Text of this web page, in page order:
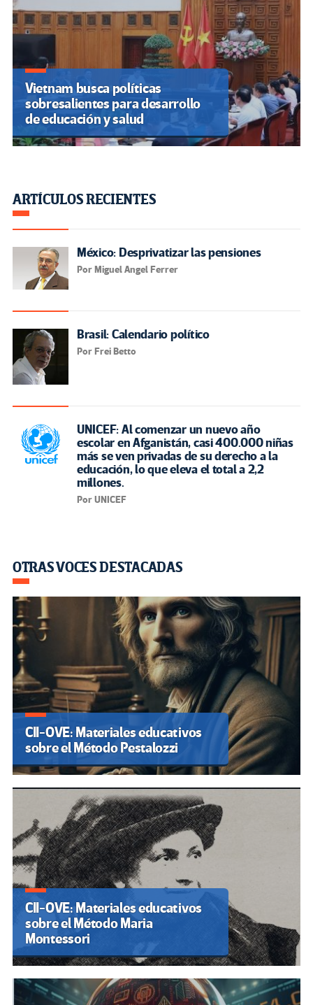
Vietnam busca políticas
sobresalientes para desarrollo
de educación y salud
ARTÍCULOS RECIENTES
México: Desprivatizar las pensiones
Por Miguel Angel Ferrer
Brasil: Calendario político
Por Frei Betto
UNICEF: Al comenzar un nuevo año
escolar en Afganistán, casi 400.000 niñas
más se ven privadas de su derecho a la
educación, lo que eleva el total a 2,2
millones.
Por UNICEF
OTRAS VOCES DESTACADAS
CII-OVE: Materiales educativos
sobre el Método Pestalozzi
CII-OVE: Materiales educativos
sobre el Método Maria
Montessori